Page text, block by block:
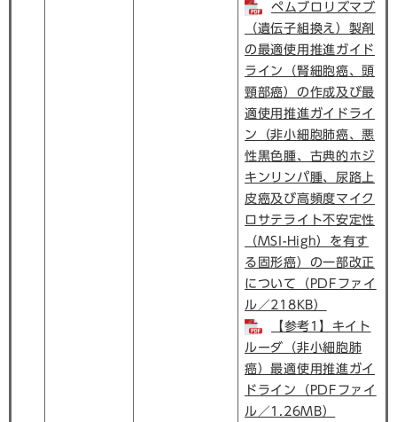
ペムブロリズマブ
（遺伝子組換え）製剤
の最適使用推進ガイド
ライン（腎細胞癌、頭
頸部癌）の作成及び最
適使用推進ガイドライ
ン（非小細胞肺癌、悪
性黒色腫、古典的ホジ
キンリンパ腫、尿路上
皮癌及び高頻度マイク
ロサテライト不安定性
（MSI-High）を有す
る固形癌）の一部改正
について（PDFファイ
ル／218KB）
【参考1】キイト
ルーダ（非小細胞肺
癌）最適使用推進ガイ
ドライン（PDFファイ
ル／1.26MB）